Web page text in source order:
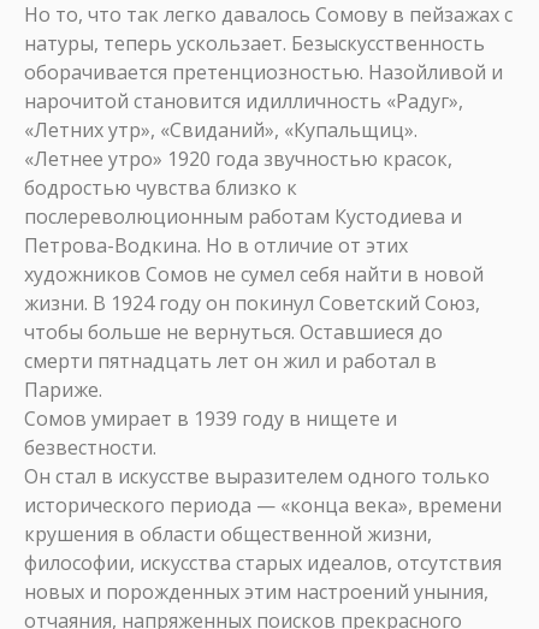
Но то, что так легко давалось Сомову в пейзажах с
натуры, теперь ускользает. Безыскусственность
оборачивается претенциозностью. Назойливой и
нарочитой становится идилличность «Радуг»,
«Летних утр», «Свиданий», «Купальщиц».
«Летнее утро» 1920 года звучностью красок,
бодростью чувства близко к
послереволюционным работам Кустодиева и
Петрова-Водкина. Но в отличие от этих
художников Сомов не сумел себя найти в новой
жизни. В 1924 году он покинул Советский Союз,
чтобы больше не вернуться. Оставшиеся до
смерти пятнадцать лет он жил и работал в
Париже.
Сомов умирает в 1939 году в нищете и
безвестности.
Он стал в искусстве выразителем одного только
исторического периода — «конца века», времени
крушения в области общественной жизни,
философии, искусства старых идеалов, отсутствия
новых и порожденных этим настроений уныния,
отчаяния, напряженных поисков прекрасного